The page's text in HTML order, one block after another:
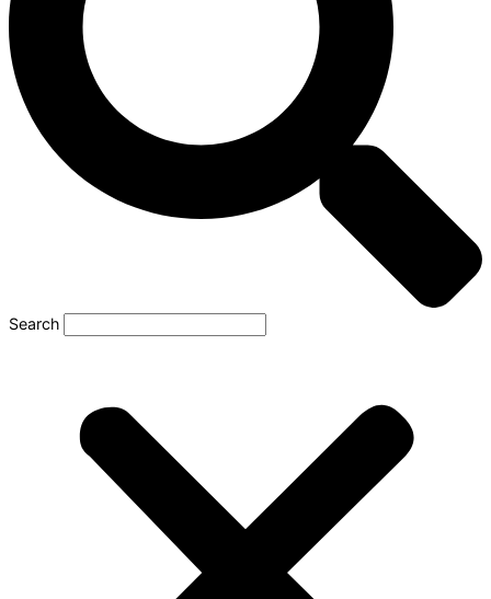
Search